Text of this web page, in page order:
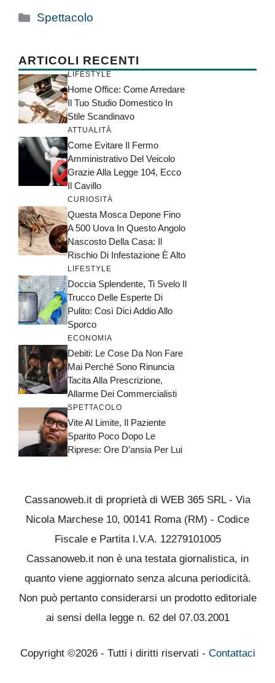
Categorie
Spettacolo
ARTICOLI RECENTI
LIFESTYLE
Home Office: Come Arredare
Il Tuo Studio Domestico In
Stile Scandinavo
ATTUALITÀ
Come Evitare Il Fermo
Amministrativo Del Veicolo
Grazie Alla Legge 104, Ecco
Il Cavillo
CURIOSITÀ
Questa Mosca Depone Fino
A 500 Uova In Questo Angolo
Nascosto Della Casa: Il
Rischio Di Infestazione È Alto
LIFESTYLE
Doccia Splendente, Ti Svelo Il
Trucco Delle Esperte Di
Pulito: Così Dici Addio Allo
Sporco
ECONOMIA
Debiti: Le Cose Da Non Fare
Mai Perché Sono Rinuncia
Tacita Alla Prescrizione,
Allarme Dei Commercialisti
SPETTACOLO
Vite Al Limite, Il Paziente
Sparito Poco Dopo Le
Riprese: Ore D’ansia Per Lui
Cassanoweb.it di proprietà di WEB 365 SRL - Via
Nicola Marchese 10, 00141 Roma (RM) - Codice
Fiscale e Partita I.V.A. 12279101005
Cassanoweb.it non è una testata giornalistica, in
quanto viene aggiornato senza alcuna periodicità.
Non può pertanto considerarsi un prodotto editoriale
ai sensi della legge n. 62 del 07.03.2001
Copyright ©2026 - Tutti i diritti riservati - Contattaci